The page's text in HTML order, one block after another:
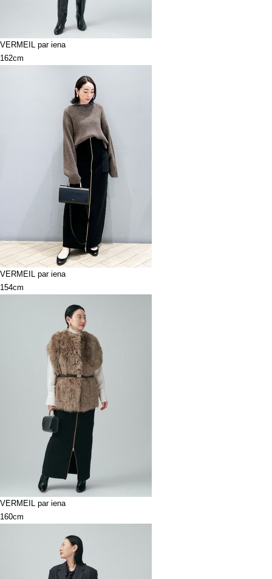
VERMEIL par iena
162cm
VERMEIL par iena
154cm
VERMEIL par iena
160cm